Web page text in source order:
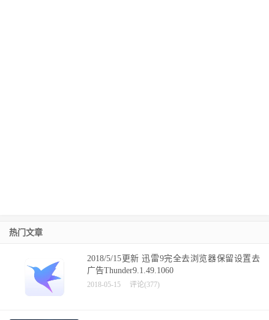
热门文章
2018/5/15更新 迅雷9完全去浏览器保留设置去
广告Thunder9.1.49.1060
2018-05-15 评论(377)